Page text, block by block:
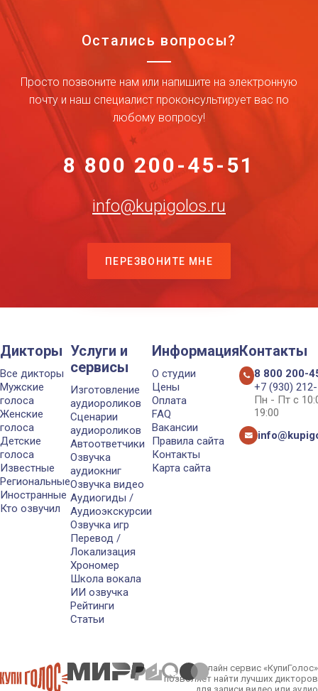
Остались вопросы?
Просто позвоните нам или напишите на электронную
почту и наш специалист проконсультирует вас по
любому вопросу!
8 800 200-45-51
info@kupigolos.ru
ПЕРЕЗВОНИТЕ МНЕ
Дикторы
Все дикторы
Мужские
голоса
Женские
голоса
Детские
голоса
Известные
Региональные
Иностранные
Кто озвучил
Услуги и
сервисы
Изготовление
аудиороликов
Сценарии
аудиороликов
Автоответчики
Озвучка
аудиокниг
Озвучка видео
Аудиогиды /
Аудиоэкскурсии
Озвучка игр
Перевод /
Локализация
Хрономер
Школа вокала
ИИ озвучка
Рейтинги
Статьи
Информация
О студии
Цены
Оплата
FAQ
Вакансии
Правила сайта
Контакты
Карта сайта
Контакты
8 800 200-
+7 (930)
Пн - Пт с
19:00
Онлайн сервис «КупиГолос»
позволяет найти лучших дикторов